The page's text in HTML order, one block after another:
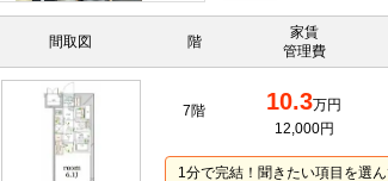
間取図 階
家賃
管理費
7階 10.3万円
12,000円
1分で完結！聞きたい項目を選